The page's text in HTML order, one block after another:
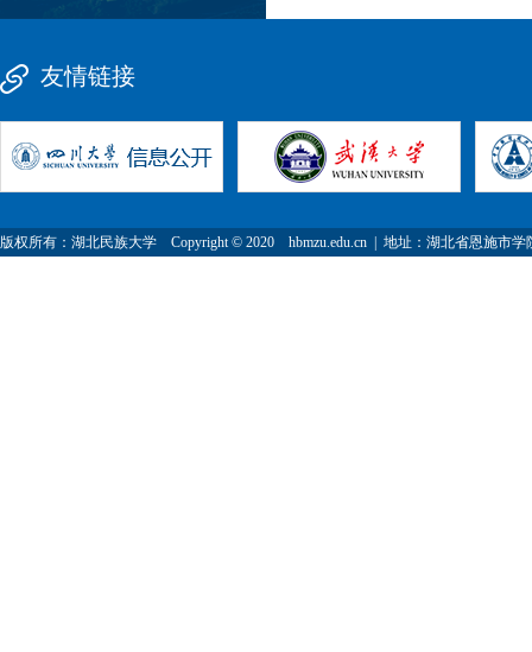
友情链接
版权所有：湖北民族大学 Copyright © 2020 hbmzu.edu.cn | 地址：湖北省恩施